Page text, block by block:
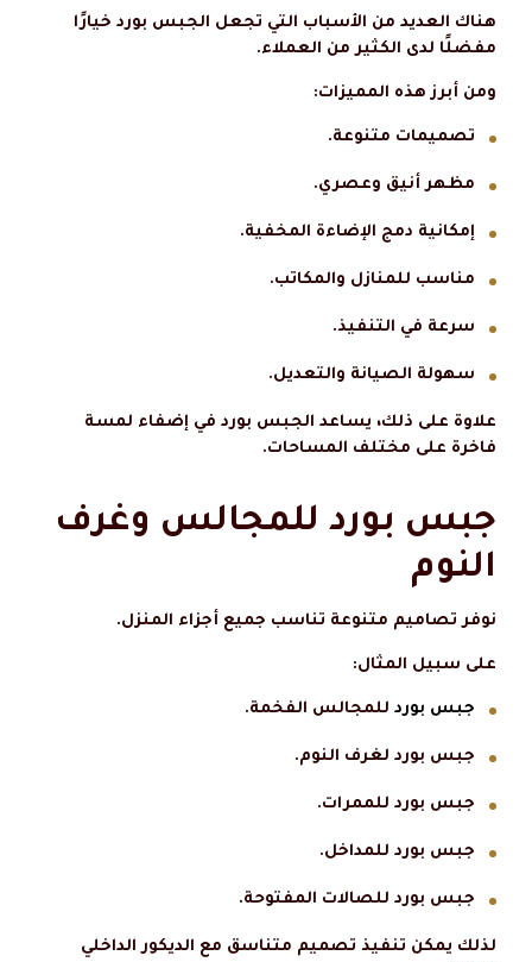
هناك العديد من الأسباب التي تجعل الجبس بورد خيارًا
مفضلًا لدى الكثير من العملاء.
ومن أبرز هذه المميزات:
تصميمات متنوعة.
مظهر أنيق وعصري.
إمكانية دمج الإضاءة المخفية.
مناسب للمنازل والمكاتب.
سرعة في التنفيذ.
سهولة الصيانة والتعديل.
علاوة على ذلك، يساعد الجبس بورد في إضفاء لمسة
فاخرة على مختلف المساحات.
جبس بورد للمجالس وغرف
النوم
نوفر تصاميم متنوعة تناسب جميع أجزاء المنزل.
على سبيل المثال:
جبس بورد للمجالس الفخمة.
جبس بورد لغرف النوم.
جبس بورد للممرات.
جبس بورد للمداخل.
جبس بورد للصالات المفتوحة.
لذلك يمكن تنفيذ تصميم متناسق مع الديكور الداخلي